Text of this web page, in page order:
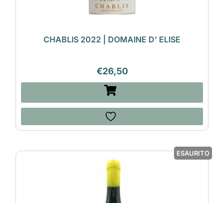
CHABLIS 2022 | DOMAINE D’ ELISE
€26,50
ESAURITO